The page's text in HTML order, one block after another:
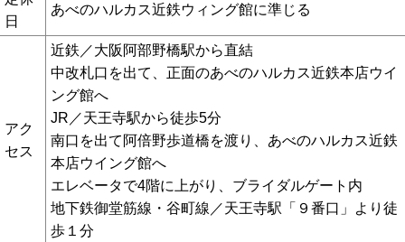
日
あべのハルカス近鉄ウィング館に準じる
アク
セス
近鉄／大阪阿部野橋駅から直結
中改札口を出て、正面のあべのハルカス近鉄本店ウイ
ング館へ
JR／天王寺駅から徒歩5分
南口を出て阿倍野歩道橋を渡り、あべのハルカス近鉄
本店ウイング館へ
エレベータで4階に上がり、ブライダルゲート内
地下鉄御堂筋線・谷町線／天王寺駅「９番口」より徒
歩１分